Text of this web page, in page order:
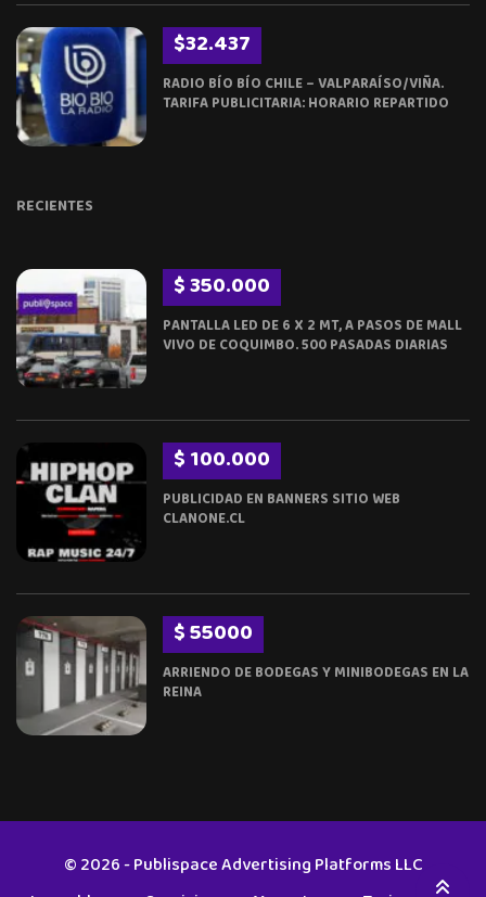
$32.437
RADIO BÍO BÍO CHILE – VALPARAÍSO/VIÑA.
TARIFA PUBLICITARIA: HORARIO REPARTIDO
RECIENTES
$ 350.000
PANTALLA LED DE 6 X 2 MT, A PASOS DE MALL
VIVO DE COQUIMBO. 500 PASADAS DIARIAS
$ 100.000
PUBLICIDAD EN BANNERS SITIO WEB
CLANONE.CL
$ 55000
ARRIENDO DE BODEGAS Y MINIBODEGAS EN LA
REINA
© 2026 - Publispace Advertising Platforms LLC